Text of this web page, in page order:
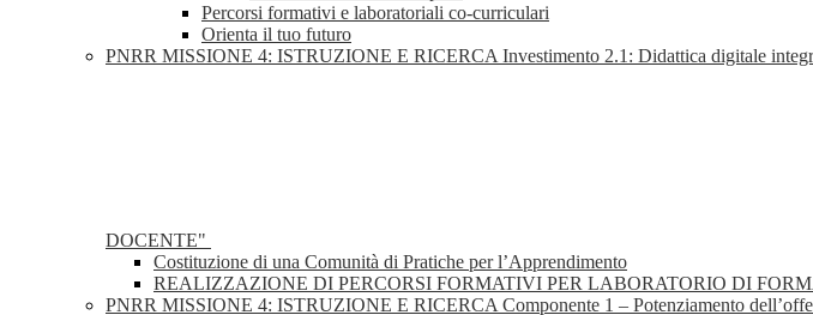
Percorsi formativi e laboratoriali co-curriculari
Orienta il tuo futuro
PNRR MISSIONE 4: ISTRUZIONE E RICERCA Investimento 2.1: Didattica digitale
DOCENTE"
Costituzione di una Comunità di Pratiche per l’Apprendimento
REALIZZAZIONE DI PERCORSI FORMATIVI PER LABORATORIO DI
PNRR MISSIONE 4: ISTRUZIONE E RICERCA Componente 1 – Potenziamento